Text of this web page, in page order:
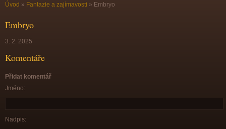
Úvod » Fantazie a zajímavosti » Embryo
Embryo
3. 2. 2025
Komentáře
Přidat komentář
Jméno:
Nadpis: